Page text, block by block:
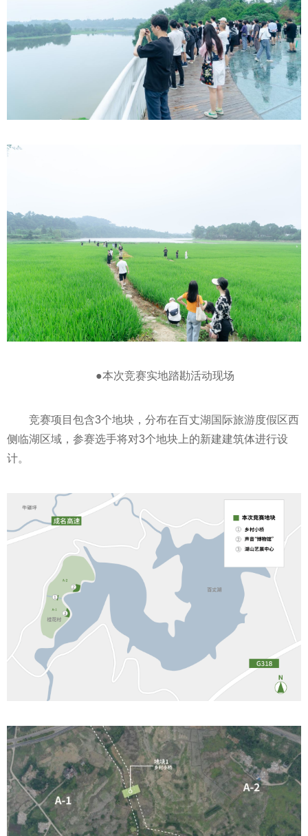
●本次竞赛实地踏勘活动现场
竞赛项目包含3个地块，分布在百丈湖国际旅游度假区西
侧临湖区域，参赛选手将对3个地块上的新建建筑体进行设
计。